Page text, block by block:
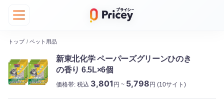
トップ / ペット用品
新東北化学 ペーパーズグリーンひのき
の香り 6.5L×6個
価格帯: 税込 3,801 円 ~ 5,798円 (10サイト)